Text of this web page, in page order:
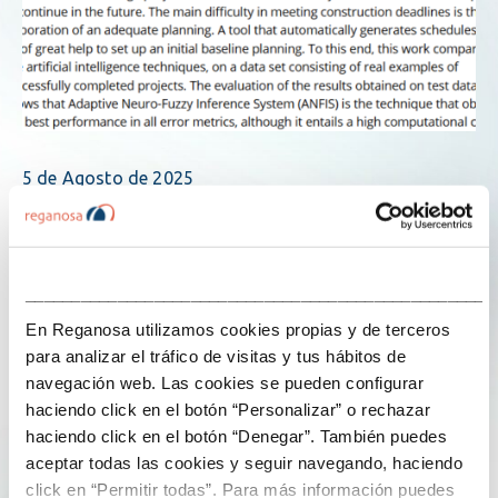
En Reganosa utilizamos cookies propias y de terceros
para analizar el tráfico de visitas y tus hábitos de
navegación web. Las cookies se pueden configurar
haciendo click en el botón “Personalizar” o rechazar
haciendo click en el botón “Denegar”. También puedes
aceptar todas las cookies y seguir navegando, haciendo
click en “Permitir todas”. Para más información puedes
5 de Agosto de 2025
Da eficiencia enerxética á investigación
Expert Systems
Hoxe queremos compartir unha noticia que reforza o
compromiso de Reganosa Servizos co coñecemento, a
innovación e o desenvolvemento tecnolóxico. O noso
responsable de Eficiencia Enerxética, Manuel Ángel
López Ferreiro, foi publicado como autor principal na